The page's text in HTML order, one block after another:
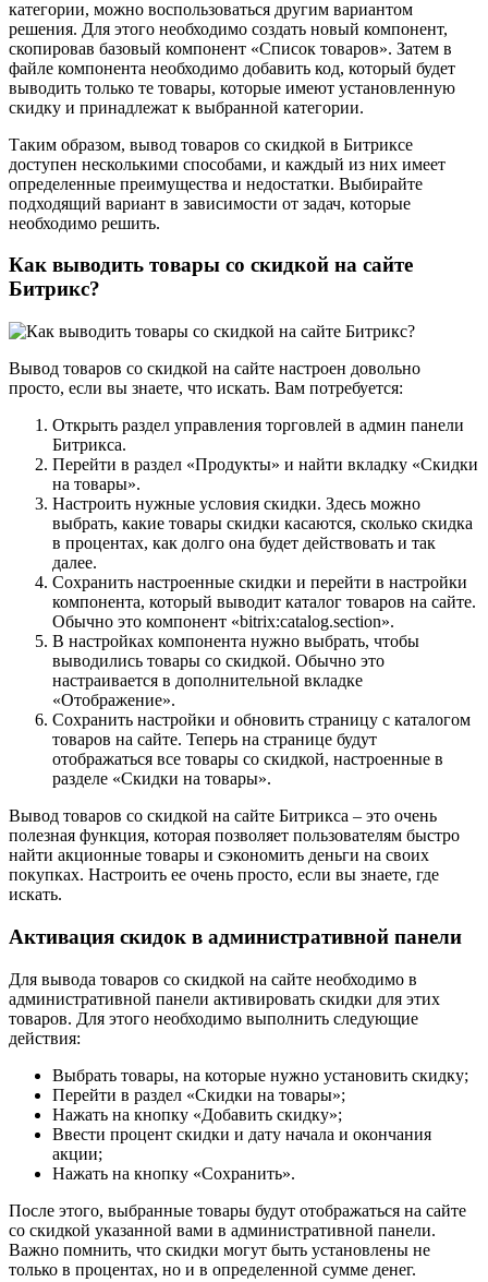
категории, можно воспользоваться другим вариантом
решения. Для этого необходимо создать новый компонент,
скопировав базовый компонент «Список товаров». Затем в
файле компонента необходимо добавить код, который будет
выводить только те товары, которые имеют установленную
скидку и принадлежат к выбранной категории.
Таким образом, вывод товаров со скидкой в Битриксе
доступен несколькими способами, и каждый из них имеет
определенные преимущества и недостатки. Выбирайте
подходящий вариант в зависимости от задач, которые
необходимо решить.
Как выводить товары со скидкой на сайте
Битрикс?
Вывод товаров со скидкой на сайте настроен довольно
просто, если вы знаете, что искать. Вам потребуется:
Открыть раздел управления торговлей в админ панели
Битрикса.
Перейти в раздел «Продукты» и найти вкладку «Скидки
на товары».
Настроить нужные условия скидки. Здесь можно
выбрать, какие товары скидки касаются, сколько скидка
в процентах, как долго она будет действовать и так
далее.
Сохранить настроенные скидки и перейти в настройки
компонента, который выводит каталог товаров на сайте.
Обычно это компонент «bitrix:catalog.section».
В настройках компонента нужно выбрать, чтобы
выводились товары со скидкой. Обычно это
настраивается в дополнительной вкладке
«Отображение».
Сохранить настройки и обновить страницу с каталогом
товаров на сайте. Теперь на странице будут
отображаться все товары со скидкой, настроенные в
разделе «Скидки на товары».
Вывод товаров со скидкой на сайте Битрикса – это очень
полезная функция, которая позволяет пользователям быстро
найти акционные товары и сэкономить деньги на своих
покупках. Настроить ее очень просто, если вы знаете, где
искать.
Активация скидок в административной панели
Для вывода товаров со скидкой на сайте необходимо в
административной панели активировать скидки для этих
товаров. Для этого необходимо выполнить следующие
действия:
Выбрать товары, на которые нужно установить скидку;
Перейти в раздел «Скидки на товары»;
Нажать на кнопку «Добавить скидку»;
Ввести процент скидки и дату начала и окончания
акции;
Нажать на кнопку «Сохранить».
После этого, выбранные товары будут отображаться на сайте
со скидкой указанной вами в административной панели.
Важно помнить, что скидки могут быть установлены не
только в процентах, но и в определенной сумме денег.